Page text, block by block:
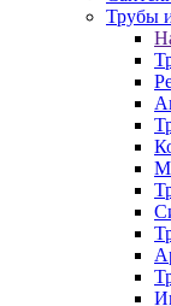
Трубы